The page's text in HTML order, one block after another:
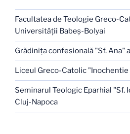
Facultatea de Teologie Greco-
Universităţii Babeş-Bolyai
Grădiniţa confesională "Sf. Ana"
Liceul Greco-Catolic
Seminarul Teologic Eparhial "Sf.
Cluj-Napoca